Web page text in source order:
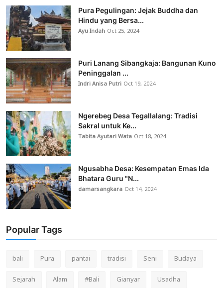
Pura Pegulingan: Jejak Buddha dan
Hindu yang Bersa...
Ayu Indah Oct 25, 2024
Puri Lanang Sibangkaja: Bangunan Kuno
Peninggalan ...
Indri Anisa Putri Oct 19, 2024
Ngerebeg Desa Tegallalang: Tradisi
Sakral untuk Ke...
Tabita Ayutari Wata Oct 18, 2024
Ngusabha Desa: Kesempatan Emas Ida
Bhatara Guru "N...
damarsangkara Oct 14, 2024
Popular Tags
bali Pura pantai tradisi Seni
Budaya
Sejarah
Alam #Bali Gianyar
Usadha